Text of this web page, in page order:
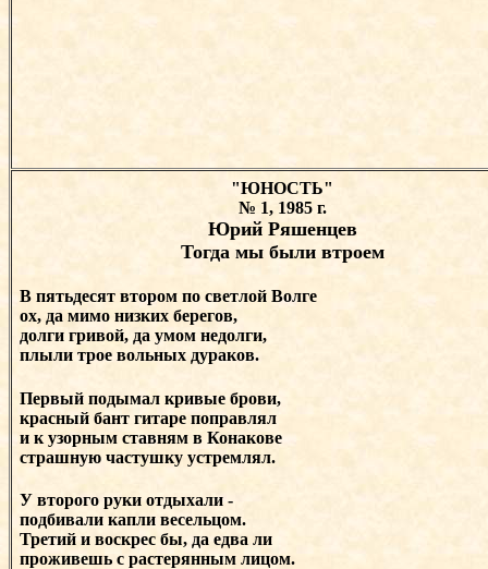
"ЮНОСТЬ"
№ 1, 1985 г.
Юрий Ряшенцев
Тогда мы были втроем
В пятьдесят втором по светлой Волге
ох, да мимо низких берегов,
долги гривой, да умом недолги,
плыли трое вольных дураков.
Первый подымал кривые брови,
красный бант гитаре поправлял
и к узорным ставням в Конакове
страшную частушку устремлял.
У второго руки отдыхали -
подбивали капли весельцом.
Третий и воскрес бы, да едва ли
проживешь с растерянным лицом.